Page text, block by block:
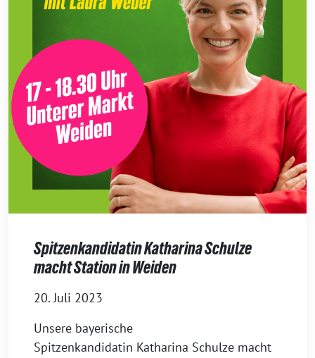
Spitzenkandidatin Katharina Schulze
macht Station in Weiden
20. Juli 2023
Unsere bayerische
Spitzenkandidatin Katharina Schulze macht